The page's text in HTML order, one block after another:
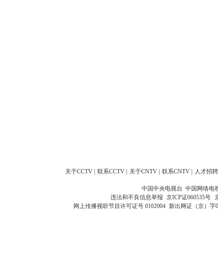
关于CCTV 联系CCTV 关于CNTV 联系CNTV 人才招聘
中国中央电视台 中国网络电
违法和不良信息举报 京ICP证060535号
网上传播视听节目许可证号 0102004 新出网证（京）